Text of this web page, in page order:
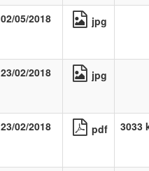
02/05/2018 jpg
23/02/2018 jpg
23/02/2018 pdf 3033